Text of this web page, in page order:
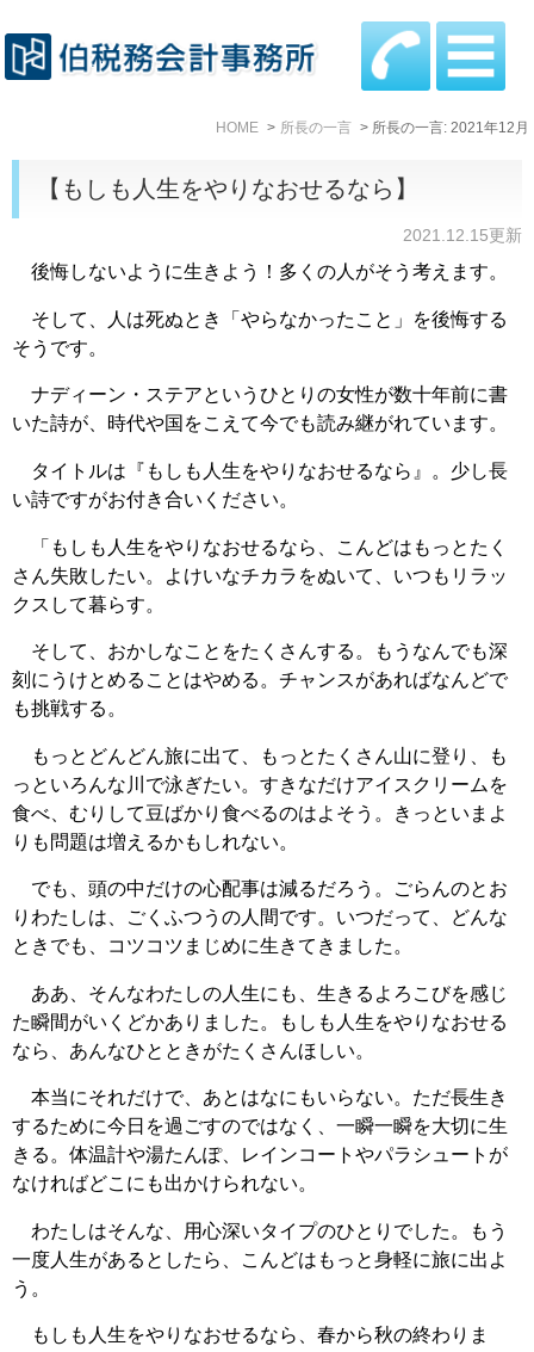
HOME 所長の一言 所長の一言: 2021年12月
【もしも人生をやりなおせるなら】
2021.12.15更新
後悔しないように生きよう！多くの人がそう考えます。
そして、人は死ぬとき「やらなかったこと」を後悔する
そうです。
ナディーン・ステアというひとりの女性が数十年前に書
いた詩が、時代や国をこえて今でも読み継がれています。
タイトルは『もしも人生をやりなおせるなら』。少し長
い詩ですがお付き合いください。
「もしも人生をやりなおせるなら、こんどはもっとたく
さん失敗したい。よけいなチカラをぬいて、いつもリラッ
クスして暮らす。
そして、おかしなことをたくさんする。もうなんでも深
刻にうけとめることはやめる。チャンスがあればなんどで
も挑戦する。
もっとどんどん旅に出て、もっとたくさん山に登り、も
っといろんな川で泳ぎたい。すきなだけアイスクリームを
食べ、むりして豆ばかり食べるのはよそう。きっといまよ
りも問題は増えるかもしれない。
でも、頭の中だけの心配事は減るだろう。ごらんのとお
りわたしは、ごくふつうの人間です。いつだって、どんな
ときでも、コツコツまじめに生きてきました。
ああ、そんなわたしの人生にも、生きるよろこびを感じ
た瞬間がいくどかありました。もしも人生をやりなおせる
なら、あんなひとときがたくさんほしい。
本当にそれだけで、あとはなにもいらない。ただ長生き
するために今日を過ごすのではなく、一瞬一瞬を大切に生
きる。体温計や湯たんぽ、レインコートやパラシュートが
なければどこにも出かけられない。
わたしはそんな、用心深いタイプのひとりでした。もう
一度人生があるとしたら、こんどはもっと身軽に旅に出よ
う。
もしも人生をやりなおせるなら、春から秋の終わりま